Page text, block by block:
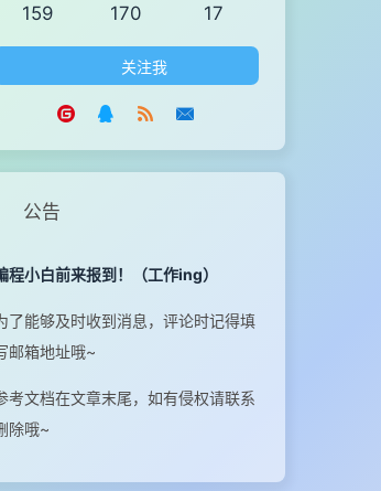
159 170 17
关注我
公告
程小白前来报到！（工作ing）
了能够及时收到消息，评论时记得填
邮箱地址哦~
考文档在文章末尾，如有侵权请联系
除哦~